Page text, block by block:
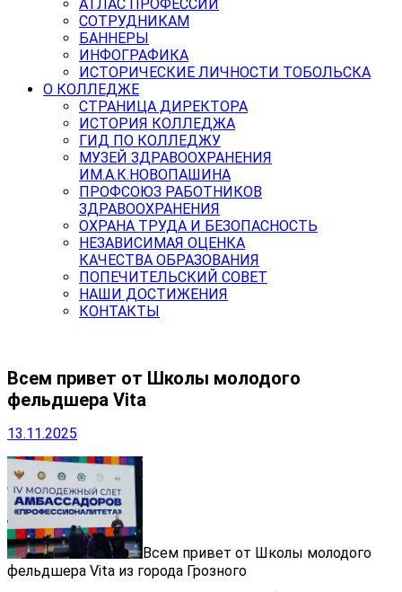
АТЛАС ПРОФЕССИЙ
СОТРУДНИКАМ
БАННЕРЫ
ИНФОГРАФИКА
ИСТОРИЧЕСКИЕ ЛИЧНОСТИ ТОБОЛЬСКА
О КОЛЛЕДЖЕ
СТРАНИЦА ДИРЕКТОРА
ИСТОРИЯ КОЛЛЕДЖА
ГИД ПО КОЛЛЕДЖУ
МУЗЕЙ ЗДРАВООХРАНЕНИЯ
ИМ.А.К.НОВОПАШИНА
ПРОФСОЮЗ РАБОТНИКОВ
ЗДРАВООХРАНЕНИЯ
ОХРАНА ТРУДА И БЕЗОПАСНОСТЬ
НЕЗАВИСИМАЯ ОЦЕНКА
КАЧЕСТВА ОБРАЗОВАНИЯ
ПОПЕЧИТЕЛЬСКИЙ СОВЕТ
НАШИ ДОСТИЖЕНИЯ
КОНТАКТЫ
Всем привет от Школы молодого
фельдшера Vita
13.11.2025
Всем привет от Школы молодого
фельдшера Vita из города Грозного